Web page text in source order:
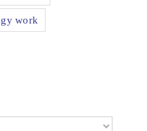
work